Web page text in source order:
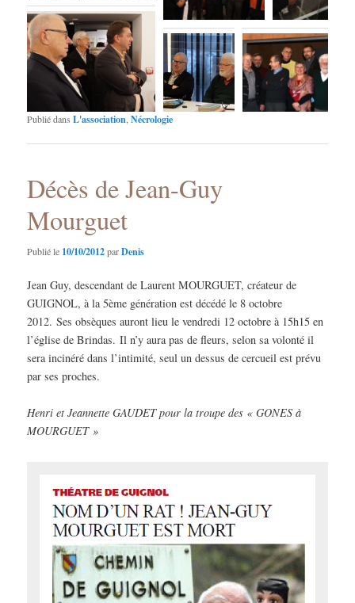
Publié dans L'association ,Nécrologie
Décès de Jean-Guy
Mourguet
Publié le 10/10/2012parDenis
Jean Guy, descendant de Laurent MOURGUET, créateur de
GUIGNOL, à la 5ème génération est décédé le 8 octobre
2012. Ses obsèques auront lieu le vendredi 12 octobre à 15h15 en
l’église de Brindas. Il n’y aura pas de fleurs, selon sa volonté il
sera incinéré dans l’intimité, seul un dessus de cercueil est prévu
par ses proches.
Henri et Jeannette GAUDET pour la troupe des « GONES à
MOURGUET »